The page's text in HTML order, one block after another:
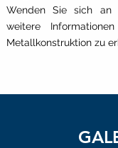
Wenden Sie sich an
weitere
Metallkonstruktion zu